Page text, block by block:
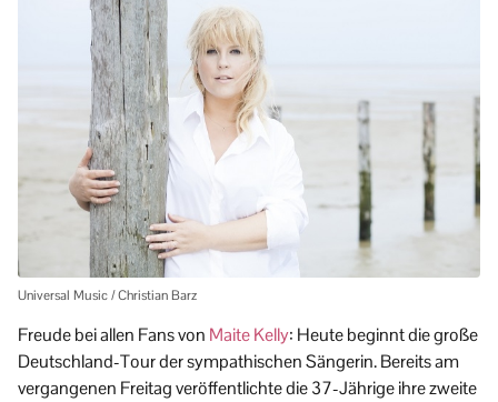
Universal Music / Christian Barz
Freude bei allen Fans von Maite Kelly: Heute beginnt die große
Deutschland-Tour der sympathischen Sängerin. Bereits am
vergangenen Freitag veröffentlichte die 37-Jährige ihre zweite